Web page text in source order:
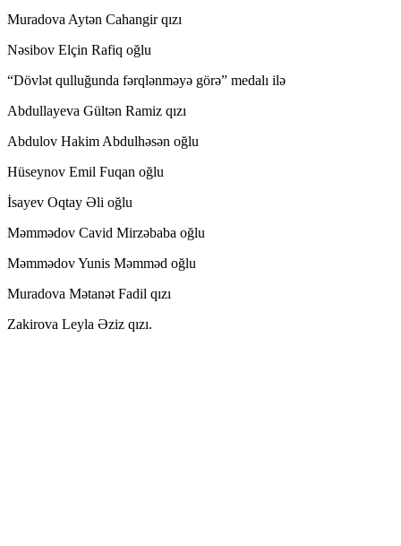
Muradova Aytən Cahangir qızı
Nəsibov Elçin Rafiq oğlu
“Dövlət qulluğunda fərqlənməyə görə” medalı ilə
Abdullayeva Gültən Ramiz qızı
Abdulov Hakim Abdulhəsən oğlu
Hüseynov Emil Fuqan oğlu
İsayev Oqtay Əli oğlu
Məmmədov Cavid Mirzəbaba oğlu
Məmmədov Yunis Məmməd oğlu
Muradova Mətanət Fadil qızı
Zakirova Leyla Əziz qızı.